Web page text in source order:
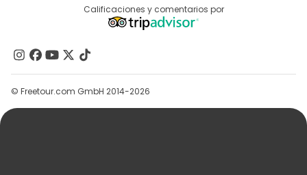
Programa De Afiliados
Contacto
Grupos
Ayuda
Calificaciones y comentarios por
© Freetour.com GmbH 2014-2026